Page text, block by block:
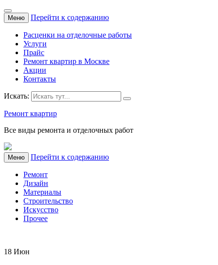
Меню Перейти к содержанию
Расценки на отделочные работы
Услуги
Прайс
Ремонт квартир в Москве
Акции
Контакты
Искать:
Ремонт квартир
Все виды ремонта и отделочных работ
Меню Перейти к содержанию
Ремонт
Дизайн
Материалы
Строительство
Искусство
Прочее
18 Июн